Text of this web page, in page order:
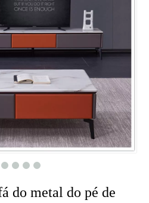
do metal do pé de